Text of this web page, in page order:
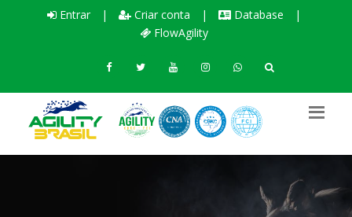
Entrar | Criar conta | Database
|
FlowAgility